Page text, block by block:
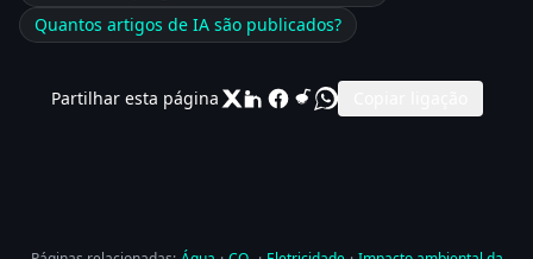
Quantos artigos de IA são publicados?
Partilhar esta página